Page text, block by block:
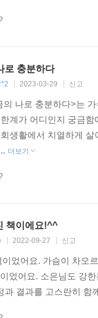
먼스를 하자.’ 단상에
를 몰아붙이며 악바리
떻게 지킬 수 있는지,
적이 있다.
끝내주는 B Plus야. 그
, 연주 활동하랴, 연
것도, 조금 덜 열심히
로 충분하다
2023-03-29 신고
의 나로 충분하다>는
계가 어디인지 궁금
생활에서 치열하게
더보기
책이에요!^^
2022-09-27 신고
었어요. 가슴이 차오
었어요. 소은님도 강
과 결과를 고스란히